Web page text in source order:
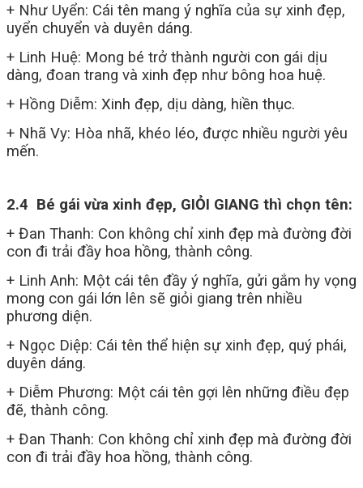
+ Như Uyển: Cái tên mang ý nghĩa của sự xinh đẹp,
uyển chuyển và duyên dáng.
+ Linh Huệ: Mong bé trở thành người con gái dịu
dàng, đoan trang và xinh đẹp như bông hoa huệ.
+ Hồng Diễm: Xinh đẹp, dịu dàng, hiền thục.
+ Nhã Vy: Hòa nhã, khéo léo, được nhiều người yêu
mến.
2.4 Bé gái vừa xinh đẹp, GIỎI GIANG thì chọn tên:
+ Đan Thanh: Con không chỉ xinh đẹp mà đường đời
con đi trải đầy hoa hồng, thành công.
+ Linh Anh: Một cái tên đầy ý nghĩa, gửi gắm hy vọng
mong con gái lớn lên sẽ giỏi giang trên nhiều
phương diện.
+ Ngọc Diệp: Cái tên thể hiện sự xinh đẹp, quý phái,
duyên dáng.
+ Diễm Phương: Một cái tên gợi lên những điều đẹp
đẽ, thành công.
+ Đan Thanh: Con không chỉ xinh đẹp mà đường đời
con đi trải đầy hoa hồng, thành công.